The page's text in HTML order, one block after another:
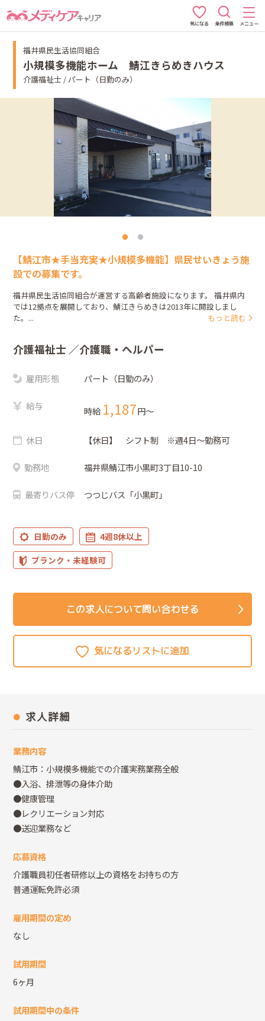
気になる 条件検索 メニュー
福井県民生活協同組合
小規模多機能ホーム 鯖江きらめきハウス
介護福祉士 / パート（日勤のみ）
【鯖江市★手当充実★小規模多機能】県民せいきょう施
設での募集です。
福井県民生活協同組合が運営する高齢者施設になります。 福井県内
では12拠点を展開しており、鯖江きらめきは2013年に開設しまし
た。...
もっと読む
介護福祉士 ／介護職・ヘルパー
雇用形態 パート（日勤のみ）
給与 時給 1,187円〜
休日 【休日】 シフト制 ※週4日～勤務可
勤務地 福井県鯖江市小黒町3丁目10-10
最寄りバス停 つつじバス「小黒町」
日勤のみ
4週8休以上
ブランク・未経験可
この求人について問い合わせる
求人詳細
業務内容
鯖江市：小規模多機能での介護実務業務全般
●入浴、排泄等の身体介助
●健康管理
●レクリエーション対応
●送迎業務など
応募資格
介護職員初任者研修以上の資格をお持ちの方
普通運転免許必須
雇用期間の定め
なし
試用期間
6ヶ月
試用期間中の条件